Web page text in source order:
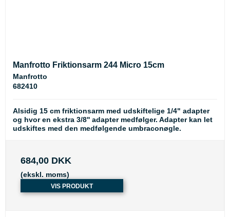
Manfrotto Friktionsarm 244 Micro 15cm
Manfrotto
682410
Alsidig 15 cm friktionsarm med udskiftelige 1/4" adapter
og hvor en ekstra 3/8'' adapter medfølger. Adapter kan let
udskiftes med den medfølgende umbraconøgle.
684,00 DKK
(ekskl. moms)
VIS PRODUKT